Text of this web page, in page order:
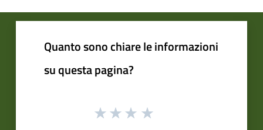
Quanto sono chiare le informazioni
su questa pagina?